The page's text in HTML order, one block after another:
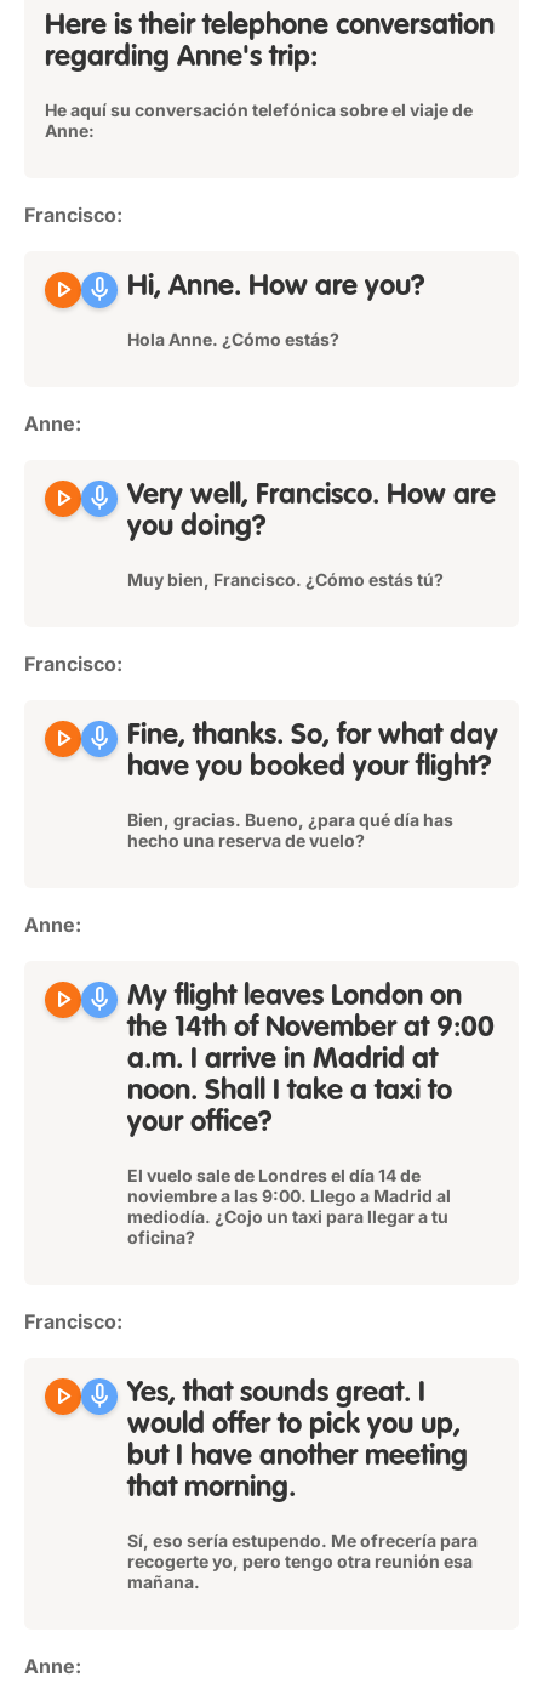
Here is their telephone conversation
regarding Anne's trip:
He aquí su conversación telefónica sobre el viaje de
Anne:
Francisco:
play_arrow mic Hi, Anne. How are you?
Hola Anne. ¿Cómo estás?
Anne:
play_arrow mic Very well, Francisco. How are
you doing?
Muy bien, Francisco. ¿Cómo estás tú?
Francisco:
play_arrow mic Fine, thanks. So, for what day
have you booked your flight?
Bien, gracias. Bueno, ¿para qué día has
hecho una reserva de vuelo?
Anne:
play_arrow mic My flight leaves London on
the 14th of November at 9:00
a.m. I arrive in Madrid at
noon. Shall I take a taxi to
your office?
El vuelo sale de Londres el día 14 de
noviembre a las 9:00. Llego a Madrid al
mediodía. ¿Cojo un taxi para llegar a tu
oficina?
Francisco:
play_arrow mic Yes, that sounds great. I
would offer to pick you up,
but I have another meeting
that morning.
Sí, eso sería estupendo. Me ofrecería para
recogerte yo, pero tengo otra reunión esa
mañana.
Anne: